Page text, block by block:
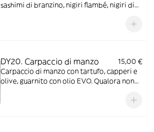
sashimi di branzino, nigiri flambé, nigiri di
DY20. Carpaccio di manzo
15,00 €
Carpaccio di manzo con tartufo, capperi e
olive, guarnito con olio EVO. Qualora non